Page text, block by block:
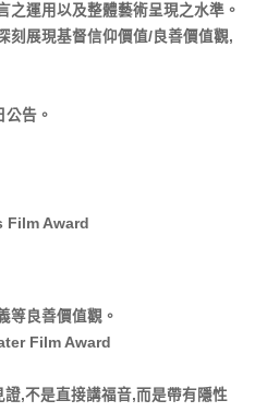
之運用以及整體藝術呈現之水準。
刻展現基督信仰價值/良善價值觀,
告。
Film Award
等良善價值觀。
Film Award
,不是直接講福音,而是帶有隱性